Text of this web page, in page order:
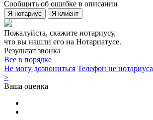
Сообщить об ошибке в описании
Я нотариус Я клиент
Пожалуйста, скажите нотариусу,
что вы нашли его на Нотариатусе.
Результат звонка
Все в порядке
Не могу дозвониться Телефон не нотариуса
>
Ваша оценка